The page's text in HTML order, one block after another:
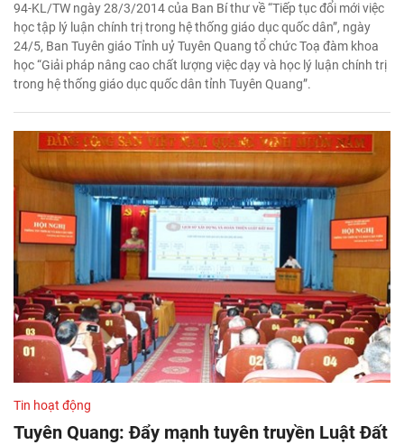
94-KL/TW ngày 28/3/2014 của Ban Bí thư về “Tiếp tục đổi mới việc
học tập lý luận chính trị trong hệ thống giáo dục quốc dân”, ngày
24/5, Ban Tuyên giáo Tỉnh uỷ Tuyên Quang tổ chức Toạ đàm khoa
học “Giải pháp nâng cao chất lượng việc dạy và học lý luận chính trị
trong hệ thống giáo dục quốc dân tỉnh Tuyên Quang”.
Tin hoạt động
Tuyên Quang: Đẩy mạnh tuyên truyền Luật Đất